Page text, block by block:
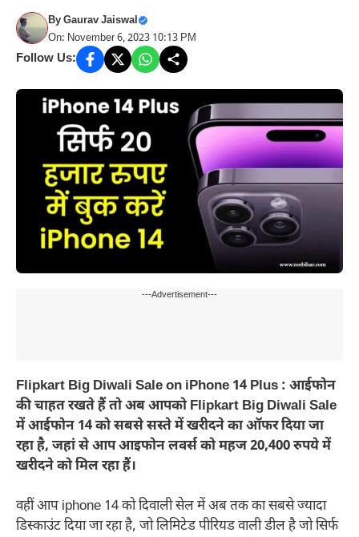
ByGaurav Jaiswal
On: November 6, 2023 10:13 PM
Follow Us:
---Advertisement---
Flipkart Big Diwali Sale on iPhone 14 Plus : आईफोन
की चाहत रखते हैं तो अब आपको Flipkart Big Diwali Sale
में आईफोन 14 को सबसे सस्ते में खरीदने का ऑफर दिया जा
रहा है, जहां से आप आइफोन लवर्स को महज 20,400 रुपये में
खरीदने को मिल रहा हैं।
वहीं आप iphone 14 को दिवाली सेल में अब तक का सबसे ज्यादा
डिस्काउंट दिया जा रहा है, जो लिमिटेड पीरियड वाली डील है जो सिर्फ